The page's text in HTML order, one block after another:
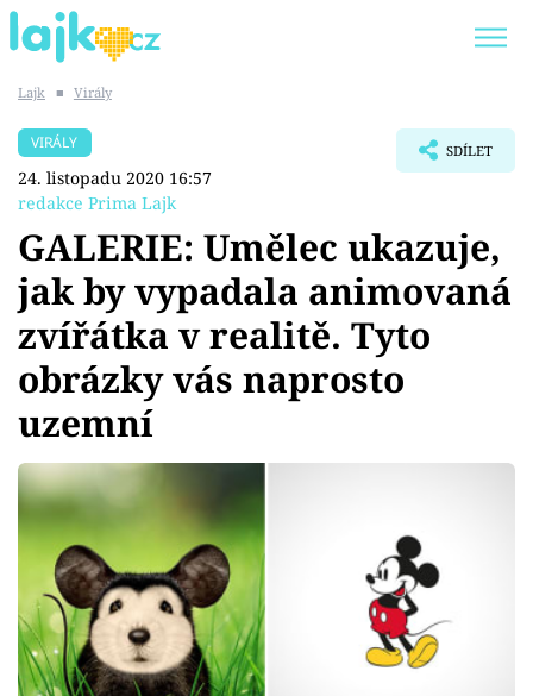
SHOPAHOLICADEL
Témata
Showbyznys
Youtubeři
Virály
Sex a vztahy
Videa
Sledujte prima+
Lajk ■ Virály
VIRÁLY
24. listopadu 2020 16:57
redakce Prima Lajk
SDÍLET
GALERIE: Umělec ukazuje,
jak by vypadala animovaná
zvířátka v realitě. Tyto
obrázky vás naprosto
uzemní